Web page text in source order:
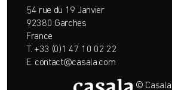
54 rue du 19 Janvier
92380 Garches
France
T. +33 (0)1 47 10 02 22
E. contact@casala.com
©